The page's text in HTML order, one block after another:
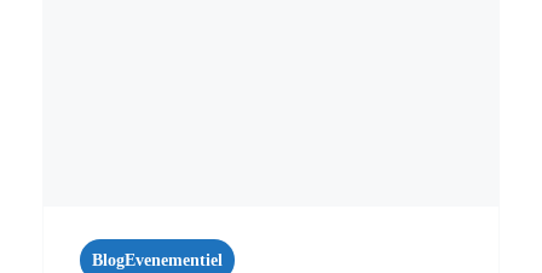
BlogEvenementiel